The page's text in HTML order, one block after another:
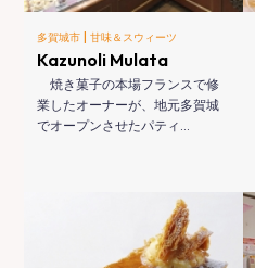
多賀城市 |甘味＆スウィーツ
Kazunoli Mulata
焼き菓子の本場フランスで修
業したオーナーが、地元多賀城
でオープンさせたパティ…